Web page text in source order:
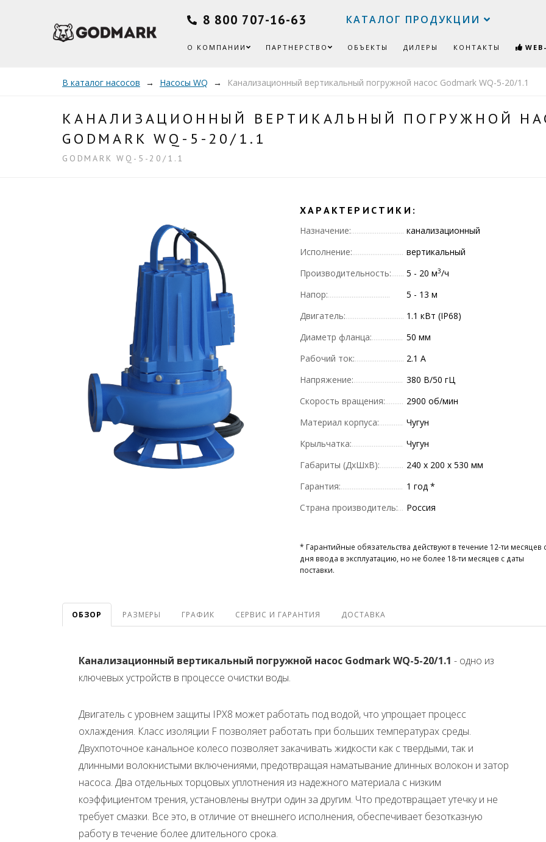
8 800 707-16-63 КАТАЛОГ ПРОДУКЦИИ
О КОМПАНИИ ПАРТНЕРСТВО ОБЪЕКТЫ ДИЛЕРЫ КОНТАКТЫ
В каталог насосов Насосы WQ Канализационный вертикальный погружной насос Godmark WQ-5-20/1.1
КАНАЛИЗАЦИОННЫЙ ВЕРТИКАЛЬНЫЙ ПОГРУЖНОЙ
GODMARK WQ-5-20/1.1
GODMARK WQ-5-20/1.1
ХАРАКТЕРИСТИКИ:
Назначение:
канализационный
Исполнение:
вертикальный
Производительность:
5 - 20 м3/ч
Напор:
5 - 13 м
Двигатель:
1.1 кВт (IP68)
Диаметр фланца:
50 мм
Рабочий ток:
2.1 А
Напряжение:
380 В/50 гЦ
Скорость вращения:
2900 об/мин
Материал корпуса:
Чугун
Крыльчатка:
Чугун
Габариты (ДхШхВ):
240 х 200 х 530 мм
Гарантия:
1 год *
Страна производитель:
Россия
* Гарантийные обязательства действуют в течение 12-ти месяцев
дня ввода в эксплуатацию, но не более 18-ти месяцев с даты
поставки.
ОБЗОР РАЗМЕРЫ ГРАФИК СЕРВИС И ГАРАНТИЯ ДОСТАВКА
Канализационный вертикальный погружной насос Godmark WQ-5-20/1.1 - одно из
ключевых устройств в процессе очистки воды.
Двигатель с уровнем защиты IPX8 может работать под водой, что упрощает процесс
охлаждения. Класс изоляции F позволяет работать при больших температурах среды.
Двухпоточное канальное колесо позволяет закачивать жидкости как с твердыми, так и
длинными волокнистыми включениями, предотвращая наматывание длинных волокон и затор
насоса. Два отдельных торцовых уплотнения из надежного материала с низким
коэффициентом трения, установлены внутри один за другим. Что предотвращает утечку и не
требует смазки. Все это, в отличие от внешнего исполнения, обеспечивает безотказную
работу в течение более длительного срока.